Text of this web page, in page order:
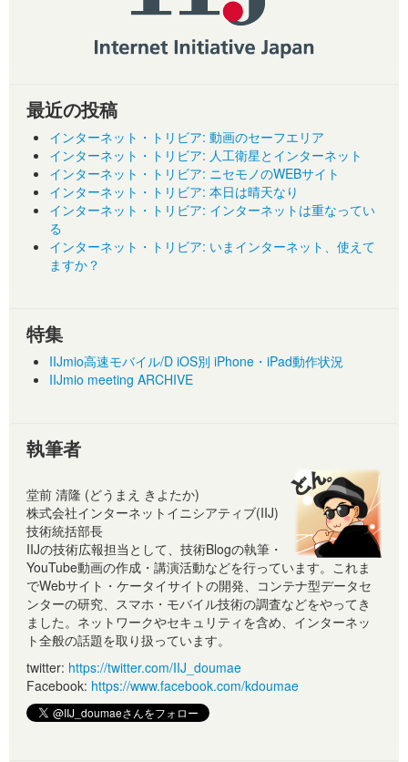
最近の投稿
インターネット・トリビア: 動画のセーフエリア
インターネット・トリビア: 人工衛星とインターネット
インターネット・トリビア: ニセモノのWEBサイト
インターネット・トリビア: 本日は晴天なり
インターネット・トリビア: インターネットは重なってい
る
インターネット・トリビア: いまインターネット、使えて
ますか？
特集
IIJmio高速モバイル/D iOS別 iPhone・iPad動作状況
IIJmio meeting ARCHIVE
執筆者
堂前 清隆 (どうまえ きよたか)
株式会社インターネットイニシアティブ(IIJ)
技術統括部長
IIJの技術広報担当として、技術Blogの執筆・
YouTube動画の作成・講演活動などを行っています。これま
でWebサイト・ケータイサイトの開発、コンテナ型データセ
ンターの研究、スマホ・モバイル技術の調査などをやってき
ました。ネットワークやセキュリティを含め、インターネッ
ト全般の話題を取り扱っています。
twitter: https://twitter.com/IIJ_doumae
Facebook: https://www.facebook.com/kdoumae